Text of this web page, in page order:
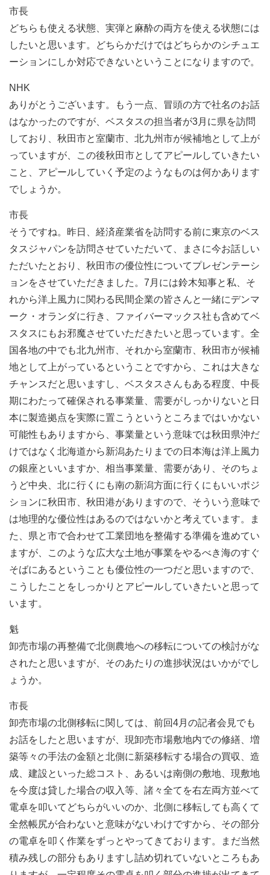
市長
どちらも使える状態、実弾と麻酔の両方を使える状態には
したいと思います。どちらかだけではどちらかのシチュエ
ーションにしか対応できないということになりますので。
NHK
ありがとうございます。もう一点、冒頭の方で社名のお話
はなかったのですが、ベスタスの担当者が3月に県を訪問
しており、秋田市と室蘭市、北九州市が候補地として上が
っていますが、この後秋田市としてアピールしていきたい
こと、アピールしていく予定のようなものは何かあります
でしょうか。
市長
そうですね。昨日、経済産業省を訪問する前に東京のベス
タスジャパンを訪問させていただいて、まさに今お話しい
ただいたとおり、秋田市の優位性についてプレゼンテーシ
ョンをさせていただきました。7月には鈴木知事と私、そ
れから洋上風力に関わる民間企業の皆さんと一緒にデンマ
ーク・オランダに行き、ファイバーマックス社も含めてベ
スタスにもお邪魔させていただきたいと思っています。全
国各地の中でも北九州市、それから室蘭市、秋田市が候補
地として上がっているということですから、これは大きな
チャンスだと思いますし、ベスタスさんもある程度、中長
期にわたって確保される事業量、需要がしっかりないと日
本に製造拠点を実際に置こうというところまではいかない
可能性もありますから、事業量という意味では秋田県沖だ
けではなく北海道から新潟あたりまでの日本海は洋上風力
の銀座といいますか、相当事業量、需要があり、そのちょ
うど中央、北に行くにも南の新潟方面に行くにもいいポジ
ションに秋田市、秋田港がありますので、そういう意味で
は地理的な優位性はあるのではないかと考えています。ま
た、県と市で合わせて工業団地を整備する準備を進めてい
ますが、このような広大な土地が事業をやるべき海のすぐ
そばにあるということも優位性の一つだと思いますので、
こうしたことをしっかりとアピールしていきたいと思って
います。
魁
卸売市場の再整備で北側農地への移転についての検討がな
されたと思いますが、そのあたりの進捗状況はいかがでし
ょうか。
市長
卸売市場の北側移転に関しては、前回4月の記者会見でも
お話をしたと思いますが、現卸売市場敷地内での修繕、増
築等々の手法の金額と北側に新築移転する場合の買収、造
成、建設といった総コスト、あるいは南側の敷地、現敷地
を今度は貸した場合の収入等、諸々全てを右左両方並べて
電卓を叩いてどちらがいいのか、北側に移転しても高くて
全然帳尻が合わないと意味がないわけですから、その部分
の電卓を叩く作業をずっとやってきております。まだ当然
積み残しの部分もありますし詰め切れていないところもあ